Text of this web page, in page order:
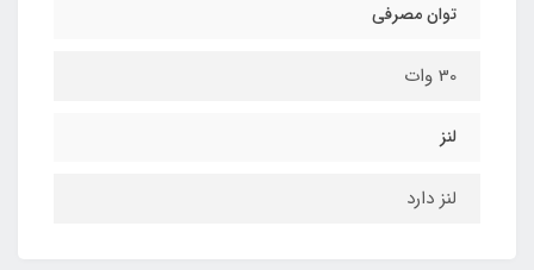
توان مصرفی
30 وات
لنز
لنز دارد